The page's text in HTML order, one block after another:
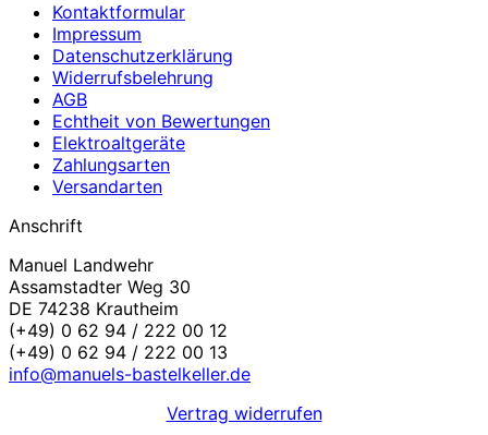
Kontaktformular
Impressum
Datenschutzerklärung
Widerrufsbelehrung
AGB
Echtheit von Bewertungen
Elektroaltgeräte
Zahlungsarten
Versandarten
Anschrift
Manuel Landwehr
Assamstadter Weg 30
DE 74238 Krautheim
(+49) 0 62 94 / 222 00 12
(+49) 0 62 94 / 222 00 13
info@manuels-bastelkeller.de
Vertrag widerrufen